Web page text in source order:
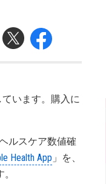
います。購入に
ルスケア数値確
Health App 」を、